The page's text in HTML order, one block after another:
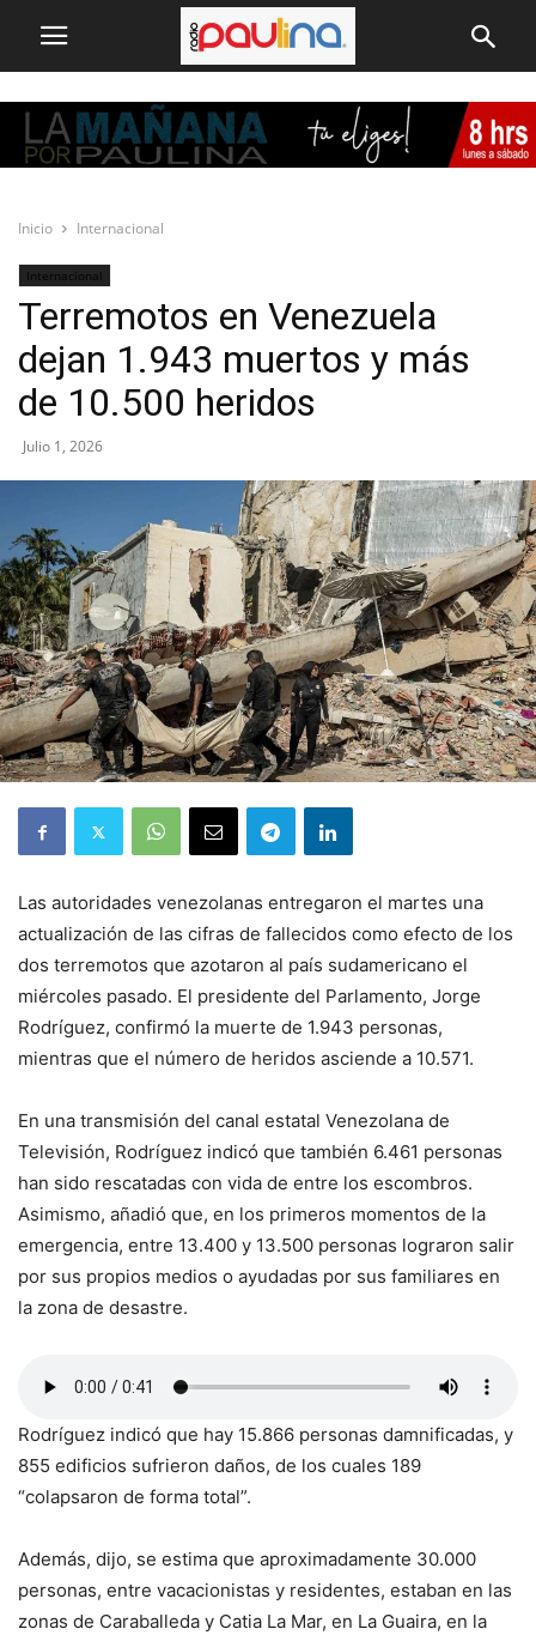
Inicio Internacional
Internacional
Terremotos en Venezuela
dejan 1.943 muertos y más
de 10.500 heridos
Julio 1, 2026
Las autoridades venezolanas entregaron el martes una
actualización de las cifras de fallecidos como efecto de los
dos terremotos que azotaron al país sudamericano el
miércoles pasado. El presidente del Parlamento, Jorge
Rodríguez, confirmó la muerte de 1.943 personas,
mientras que el número de heridos asciende a 10.571.
En una transmisión del canal estatal Venezolana de
Televisión, Rodríguez indicó que también 6.461 personas
han sido rescatadas con vida de entre los escombros.
Asimismo, añadió que, en los primeros momentos de la
emergencia, entre 13.400 y 13.500 personas lograron salir
por sus propios medios o ayudadas por sus familiares en
la zona de desastre.
Rodríguez indicó que hay 15.866 personas damnificadas, y
855 edificios sufrieron daños, de los cuales 189
“colapsaron de forma total”.
Además, dijo, se estima que aproximadamente 30.000
personas, entre vacacionistas y residentes, estaban en las
zonas de Caraballeda y Catia La Mar, en La Guaira, en la